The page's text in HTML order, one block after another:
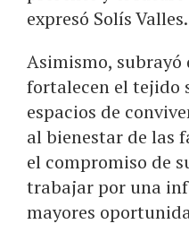
expresó Solís Valles.
Asimismo, subrayó
fortalecen el tejido
espacios de
al bienestar de las
el compromiso de
trabajar por una
mayores